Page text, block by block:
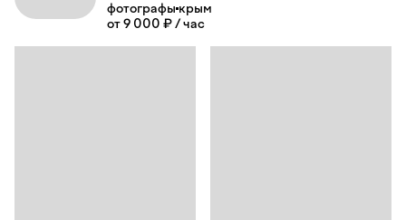
фотографы крым
от 9 000 ₽ / час